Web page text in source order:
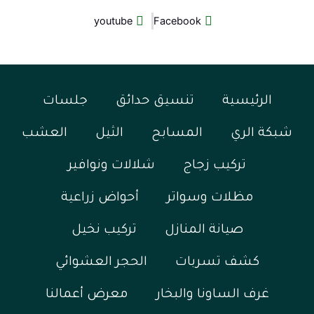
Facebook
youtube
الرئيسية تنسيق حدائق جلسات
شبكة الري المسابح الثيل العشب
تركيب زجاج شلالات ونوافير
مظلات وسواتر أحواض زراعية
صيانة المنازل تركيب نخيل
كشف تسربات الحجر العشوائي
غرف الساونا والبخار معرض أعمالنا